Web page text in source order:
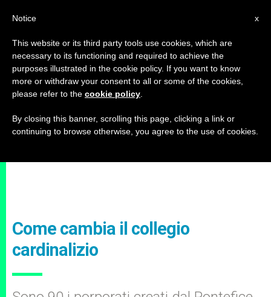
Come cambia il collegio
cardinalizio
x
Notice
This website or its third party tools use cookies, which are
necessary to its functioning and required to achieve the
purposes illustrated in the cookie policy. If you want to know
more or withdraw your consent to all or some of the cookies,
please refer to the cookie policy
By closing this banner, scrolling this page, clicking a link or
continuing to browse otherwise, you agree to the use of cookies.